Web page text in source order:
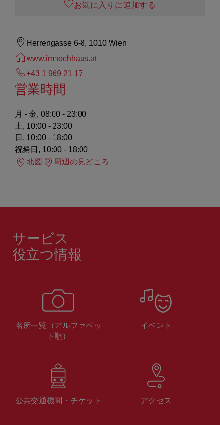
お気に入りに追加する
Herrengasse 6-8, 1010 Wien
www.imhochhaus.at
+43 1 969 21 17
営業時間
月 - 金, 08:00 - 23:00
土, 10:00 - 23:00
日, 10:00 - 18:00
祝祭日, 10:00 - 18:00
地図
周辺の見どころ
サービス
役立つ情報
名所一覧（アルファベッ
ト順）
イベント
公共交通機関・チケット アクセス